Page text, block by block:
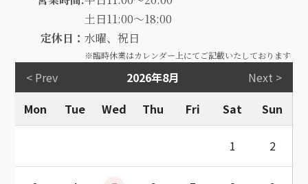
土日11:00～18:00
定休日：水曜、祝日
※臨時休業はカレンダー上にてご記載いたしております
< Prev 2026年8月
Next >
Mon
Tue Wed Thu Fri Sat Sun
1 2